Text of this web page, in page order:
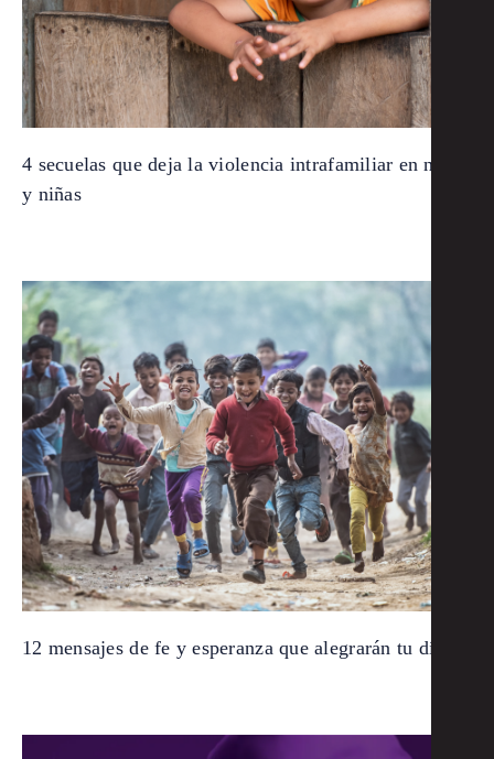
4 secuelas que deja la violencia intrafamiliar en niños
y niñas
12 mensajes de fe y esperanza que alegrarán tu día